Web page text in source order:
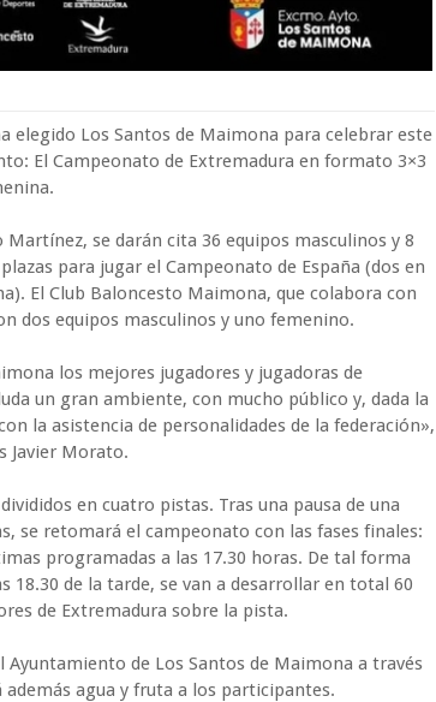
elegido Los Santos de Maimona para celebrar este
El Campeonato de Extremadura en formato 3×3
se darán cita 36 equipos masculinos y 8
para jugar el Campeonato de España (dos en
El Club Baloncesto Maimona, que colabora con
dos equipos masculinos y uno femenino.
los mejores jugadores y jugadoras de
un gran ambiente, con mucho público y, dada la
la asistencia de personalidades de la federación»,
Javier Morato.
en cuatro pistas. Tras una pausa de una
se retomará el campeonato con las fases finales:
programadas a las 17.30 horas. De tal forma
18.30 de la tarde, se van a desarrollar en total 60
de Extremadura sobre la pista.
de Los Santos de Maimona a través
además agua y fruta a los participantes.